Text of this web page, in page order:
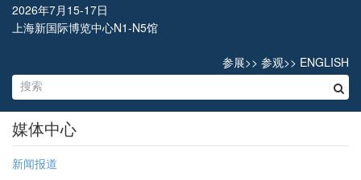
2026年7月15-17日
上海新国际博览中心N1-N5馆
参展>> 参观>> ENGLISH
媒体中心
新闻报道